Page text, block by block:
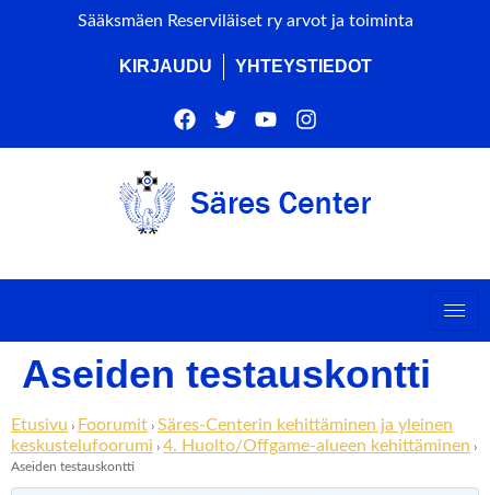
Sääksmäen Reserviläiset ry arvot ja toiminta
KIRJAUDU YHTEYSTIEDOT
Aseiden testauskontti
Etusivu › Foorumit › Säres-Centerin kehittäminen ja yleinen
keskustelufoorumi › 4. Huolto/Offgame-alueen kehittäminen ›
Aseiden testauskontti